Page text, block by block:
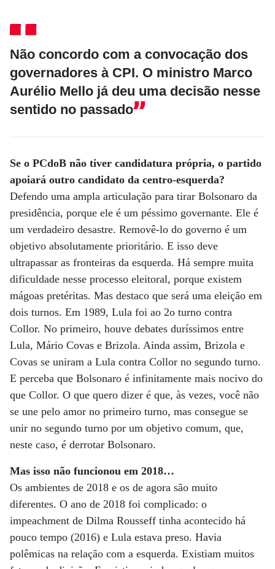
Não concordo com a convocação dos
governadores à CPI. O ministro Marco
Aurélio Mello já deu uma decisão nesse
sentido no passado
Se o PCdoB não tiver candidatura própria, o partido
apoiará outro candidato da centro-esquerda?
Defendo uma ampla articulação para tirar Bolsonaro da
presidência, porque ele é um péssimo governante. Ele é
um verdadeiro desastre. Removê-lo do governo é um
objetivo absolutamente prioritário. E isso deve
ultrapassar as fronteiras da esquerda. Há sempre muita
dificuldade nesse processo eleitoral, porque existem
mágoas pretéritas. Mas destaco que será uma eleição em
dois turnos. Em 1989, Lula foi ao 2o turno contra
Collor. No primeiro, houve debates duríssimos entre
Lula, Mário Covas e Brizola. Ainda assim, Brizola e
Covas se uniram a Lula contra Collor no segundo turno.
E perceba que Bolsonaro é infinitamente mais nocivo do
que Collor. O que quero dizer é que, às vezes, você não
se une pelo amor no primeiro turno, mas consegue se
unir no segundo turno por um objetivo comum, que,
neste caso, é derrotar Bolsonaro.
Mas isso não funcionou em 2018…
Os ambientes de 2018 e os de agora são muito
diferentes. O ano de 2018 foi complicado: o
impeachment de Dilma Rousseff tinha acontecido há
pouco tempo (2016) e Lula estava preso. Havia
polêmicas na relação com a esquerda. Existiam muitos